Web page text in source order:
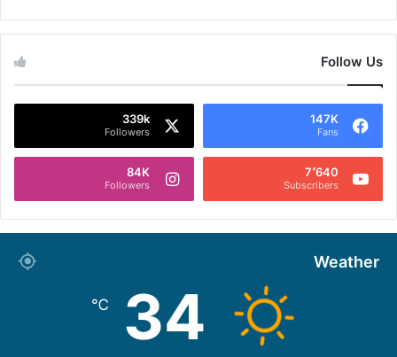
Follow Us
147K
Fans
339k
Followers
7٬640
Subscribers
84K
Followers
Weather
34
℃